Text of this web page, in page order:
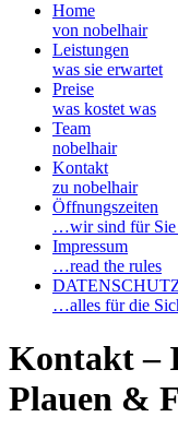
Home
von nobelhair
Leistungen
was sie erwartet
Preise
was kostet was
Team
nobelhair
Kontakt
zu nobelhair
Öffnungszeiten
…wir sind für Sie
Impressum
…read the rules
…alles für die
Kontakt –
Plauen &